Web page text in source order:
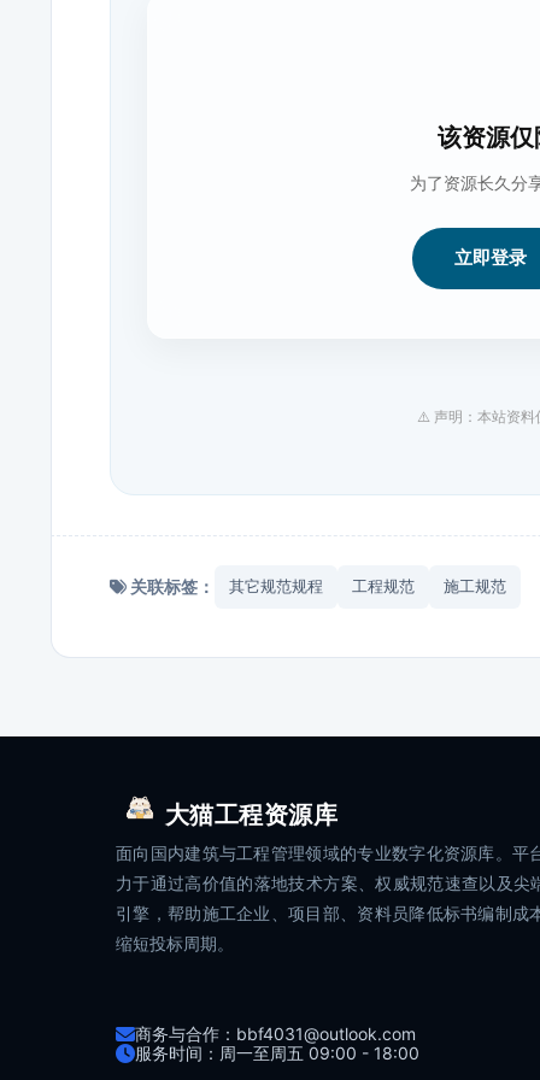
该资源
为了资源长久分
立即登录
⚠️ 声明：本站资料
关联标签： 其它规范规程 工程规范 施工规范
大猫工程资源库
面向国内建筑与工程管理领域的专业数字化资源库。平
力于通过高价值的落地技术方案、权威规范速查以及尖
引擎，帮助施工企业、项目部、资料员降低标书编制成
缩短投标周期。
商务与合作：bbf4031@outlook.com
服务时间：周一至周五 09:00 - 18:00